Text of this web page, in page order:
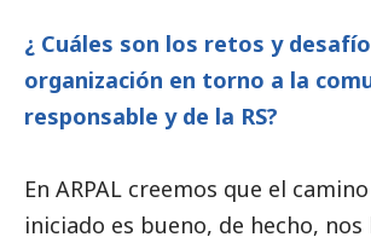
¿ Cuáles son los retos y
organización en torno a la
responsable y de la RS?
En ARPAL creemos que el
iniciado es bueno, de hecho, nos